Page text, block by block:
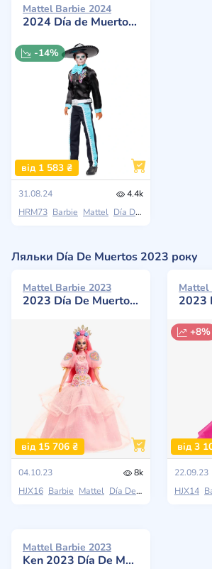
Mattel Barbie 2024
2024 Día de Muertos Ken
-14%
від 1 583 ₴
31.08.24
4.4k
HRM73 Barbie Mattel Día De Muertos
Ляльки Día De Muertos 2023 року
Mattel Barbie 2023
2023 Día De Muertos x Pink Magnolia
від 15 706 ₴
04.10.23
8k
HJX16 Barbie Mattel Día De Muertos
Mattel
2023
+8%
від 3
22.09.23
HJX14
Mattel Barbie 2023
Ken 2023 Día De Muertos